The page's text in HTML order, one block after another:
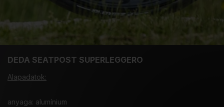
DEDA SEATPOST SUPERLEGGERO
Alapadatok:
anyaga: alumínium